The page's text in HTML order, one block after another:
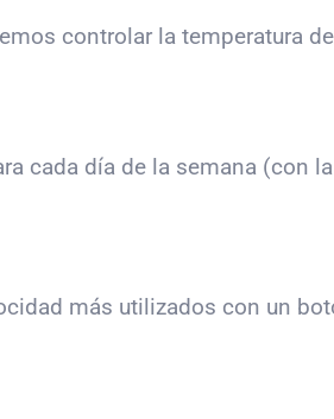
controlar la temperatura
cada día de la semana (con
más utilizados con un